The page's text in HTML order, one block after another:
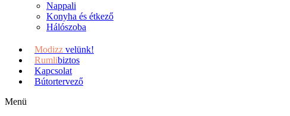
Nappali
Konyha és étkező
Hálószoba
Modizz velünk!
Rumlibiztos
Kapcsolat
Bútortervező
Menü